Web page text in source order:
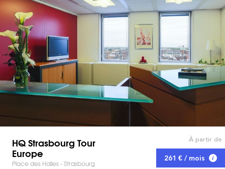
HQ Strasbourg Tour
Europe
Place des Halles - Strasbourg
À partir de
261 € / mois